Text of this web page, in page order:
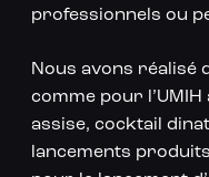
professionnels ou
Nous avons réalisé
comme pour
assise, cocktail
lancements